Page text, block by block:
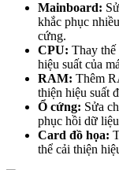
Mainboard:
khắc phục
cứng.
CPU: Thay thế
hiệu suất của
RAM: Thêm
thiện hiệu suất
Ổ cứng: Sửa
phục hồi dữ
Card đồ họa:
thể cải thiện